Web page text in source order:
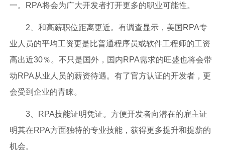
一。RPA将会为广大开发者打开更多的职业可能性。
2、和高薪职位距离更近。有调查显示，美国RPA专
业人员的平均工资更是比普通程序员或软件工程师的工资
高出近30％。不只是国外，国内RPA需求的旺盛也将会带
动RPA从业人员的薪资待遇。有了官方认证的开发者，更
会受到企业的青睐。
3、RPA技能证明凭证。方便开发者向潜在的雇主证
明其在RPA方面独特的专业技能，获得更多提升和提薪的
机会。